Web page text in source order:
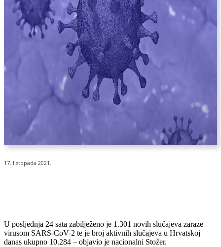
17. listopada 2021.
U posljednja 24 sata zabilježeno je 1.301 novih slučajeva zaraze
virusom SARS-CoV-2 te je broj aktivnih slučajeva u Hrvatskoj
danas ukupno 10.284 – objavio je nacionalni Stožer.